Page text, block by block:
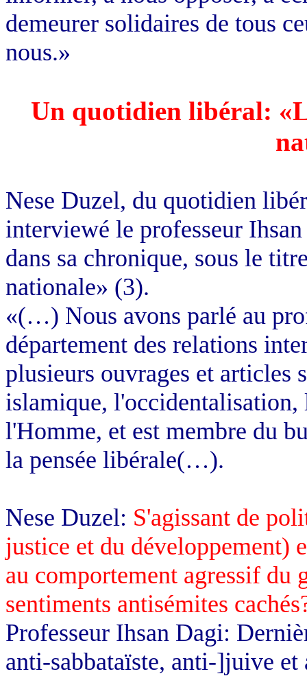
demeurer solidaires de tous
nous.»
Un quotidien libéral:
Nese Duzel, du quotidien
interviewé le professeur
dans sa chronique, sous le
nationale» (3).
«(…) Nous avons parlé au
département des relations
plusieurs ouvrages et articles
islamique,
l'Homme, et est membre du
la pensée libérale(…).
Nese Duzel: S'agissant de
justice et du développement)
au comportement agressif du
sentiments antisémites
Professeur Ihsan Dagi:
anti-sabbataïste, anti-]juive et